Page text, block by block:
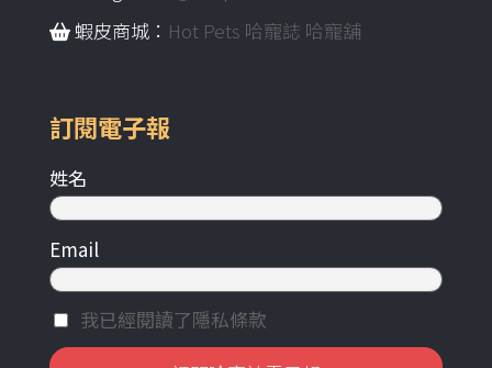
蝦皮商城： Hot Pets 哈寵誌 哈寵舖
訂閱電子報
姓名
Email
我已經閱讀了隱私條款